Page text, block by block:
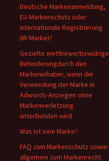
Deutsche Markenanmeldung,
EU-Markenschutz oder
internationale Registrierung
(IR-Marke)?
Gezielte wettbewerbswidrige
Behinderungdurch den
Markeninhaber, wenn die
Verwendung der Marke in
Adwords-Anzeigen ohne
Markenverletzung
unterbunden wird
Was ist eine Marke?
FAQ zum Markenschutz sowie
allgemein zum Markenrecht